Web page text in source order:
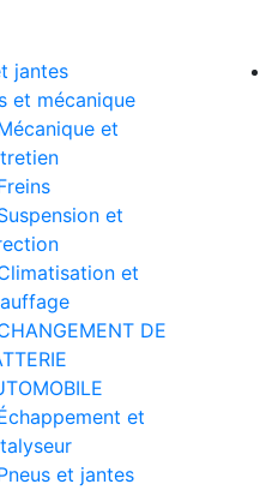
jantes
et mécanique
et
et
et
DE
et
et jantes